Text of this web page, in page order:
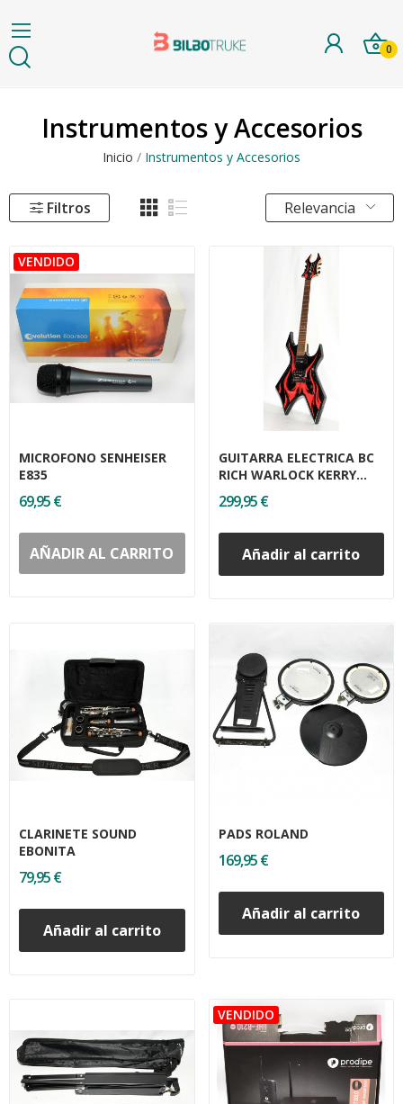
0
Instrumentos y Accesorios
Inicio Instrumentos y Accesorios
Filtros Relevancia
MICROFONO SENHEISER
E835
69,95 €
AÑADIR AL CARRITO
GUITARRA ELECTRICA BC
RICH WARLOCK KERRY
299,95 €
Añadir al carrito
CLARINETE SOUND
EBONITA
79,95 €
Añadir al carrito
PADS ROLAND
169,95 €
Añadir al carrito